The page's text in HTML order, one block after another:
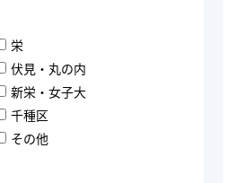
栄
伏見・丸の内
新栄・女子大
千種区
その他